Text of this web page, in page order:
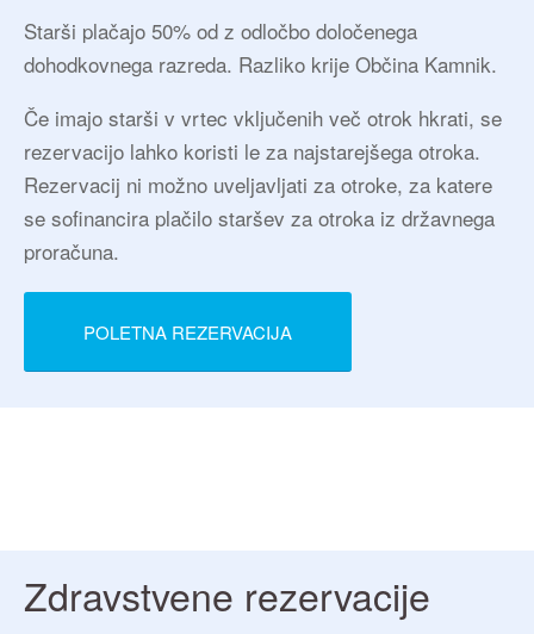
Starši plačajo 50% od z odločbo določenega
dohodkovnega razreda. Razliko krije Občina Kamnik.
Če imajo starši v vrtec vključenih več otrok hkrati, se
rezervacijo lahko koristi le za najstarejšega otroka.
Rezervacij ni možno uveljavljati za otroke, za katere
se sofinancira plačilo staršev za otroka iz državnega
proračuna.
POLETNA REZERVACIJA
Zdravstvene rezervacije